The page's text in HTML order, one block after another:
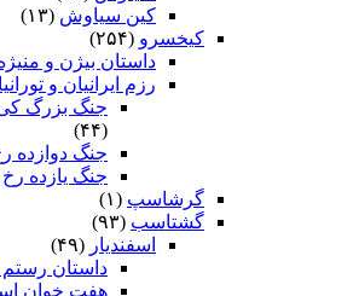
کین سیاوش (۱۳)
کیخسرو (۲۵۴)
داستان بیژن و
رزم ایرانیان و
جنگ بزرگ
(۴۴)
جنگ دوازده
جنگ یازده رخ
گرشاسپ (۱)
گشتاسب (۹۳)
اسفندیار (۴۹)
داستان رستم
هفت خوان